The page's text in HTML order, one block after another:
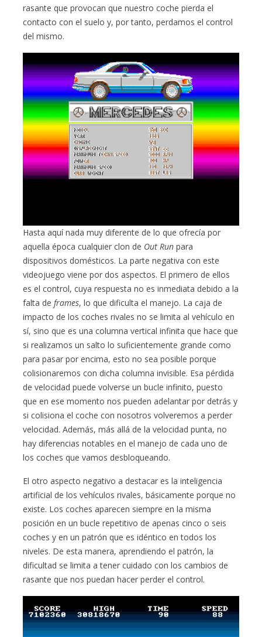
rasante que provocan que nuestro coche pierda el
contacto con el suelo y, por tanto, perdamos el control
del mismo.
Hasta aquí nada muy diferente de lo que ofrecía por
aquella época cualquier clon de Out Run para
dispositivos domésticos. La parte negativa con este
videojuego viene por dos aspectos. El primero de ellos
es el control, cuya respuesta no es inmediata debido a la
falta deframes, lo que dificulta el manejo. La caja de
impacto de los coches rivales no se limita al vehículo en
sí, sino que es una columna vertical infinita que hace que
si realizamos un salto lo suficientemente grande como
para pasar por encima, esto no sea posible porque
colisionaremos con dicha columna invisible. Esa pérdida
de velocidad puede volverse un bucle infinito, puesto
que en ese momento nos pueden adelantar por detrás y
si colisiona el coche con nosotros volveremos a perder
velocidad. Además, más allá de la velocidad punta, no
hay diferencias notables en el manejo de cada uno de
los coches que vamos desbloqueando.
El otro aspecto negativo a destacar es la inteligencia
artificial de los vehículos rivales, básicamente porque no
existe. Los coches aparecen siempre en la misma
posición en un bucle repetitivo de apenas cinco o seis
coches y en un patrón que es idéntico en todos los
niveles. De esta manera, aprendiendo el patrón, la
dificultad se limita a tener cuidado con los cambios de
rasante que nos puedan hacer perder el control.